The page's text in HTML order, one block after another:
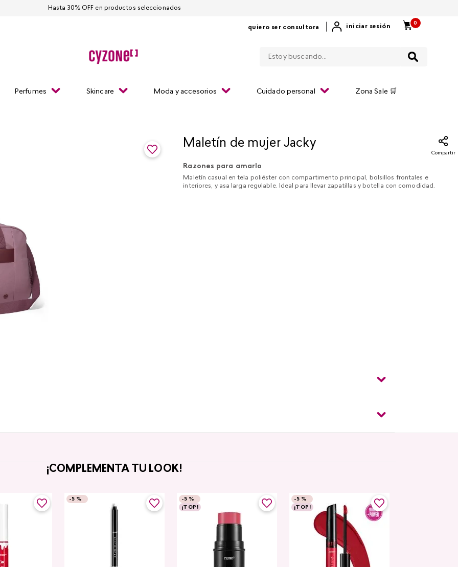
quiero ser consultora iniciar sesión
0
Perfumes Skincare Moda y accesorios Cuidado personal Zona Sale 🛒
Hasta 30% OFF en productos seleccionados
Maletín de mujer Jacky
Compartir
Razones para amarlo
Maletín casual en tela poliéster con compartimento principal, bolsillos frontales e
interiores, y asa larga regulable. Ideal para llevar zapatillas y botella con comodidad.
¡COMPLEMENTA TU LOOK!
-5 % -5 %
¡TOP!
-5 %
¡TOP!